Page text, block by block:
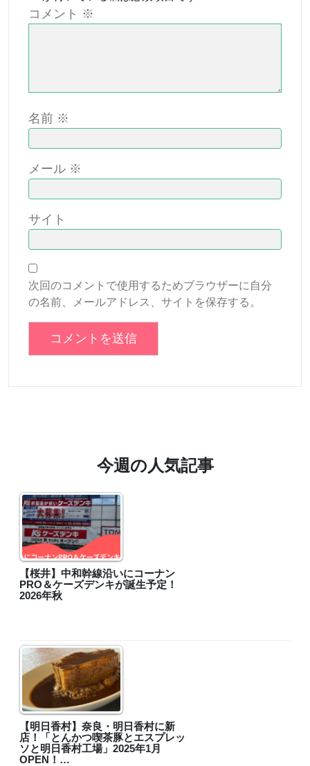
今週の人気記事
【桜井】中和幹線沿いにコーナン
PRO＆ケーズデンキが誕生予定！
2026年秋
【明日香村】奈良・明日香村に新
店！「とんかつ喫茶豚とエスプレッ
ソと明日香村工場」2025年1月
OPEN！…
コメント ※
名前 ※
メール ※
サイト
次回のコメントで使用するためブラウザーに自分
の名前、メールアドレス、サイトを保存する。